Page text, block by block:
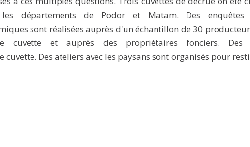
départements de Podor et Matam. Des enquêtes
sont réalisées auprès d'un échantillon de 30
cuvette et auprès des propriétaires fonciers. Des
Des ateliers avec les paysans sont organisés pour